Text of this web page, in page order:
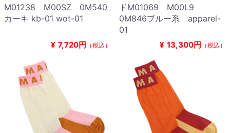
M01238 M00SZ 0M540
カーキ kb-01 wot-01
¥ 7,720円 （税込）
ドM01069 M00L9
0M846ブルー系 apparel-
01
¥ 13,300円 （税込）